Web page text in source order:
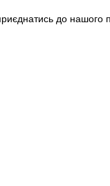
до нашого